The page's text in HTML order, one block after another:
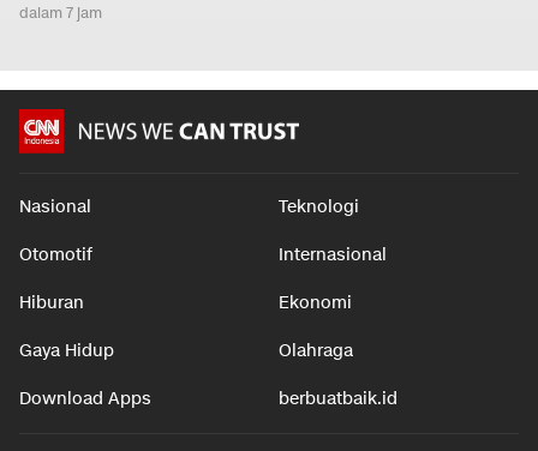
dalam 7 jam
Nasional Teknologi
Otomotif Internasional
Hiburan Ekonomi
Gaya Hidup Olahraga
Download Apps berbuatbaik.id